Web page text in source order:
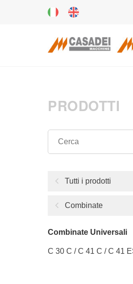
PRODOTTI
Tutti i prodotti
Combinate
Combinate Universali
C 30 C / C 41 C / C 41